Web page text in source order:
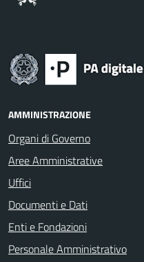
AMMINISTRAZIONE
Organi di Governo
Aree Amministrative
Uffici
Documenti e Dati
Enti e Fondazioni
Personale Amministrativo